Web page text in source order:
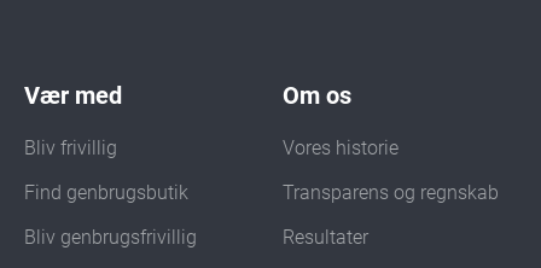
Vær med
Bliv frivillig
Find genbrugsbutik
Bliv genbrugsfrivillig
Om os
Vores historie
Transparens og regnskab
Resultater